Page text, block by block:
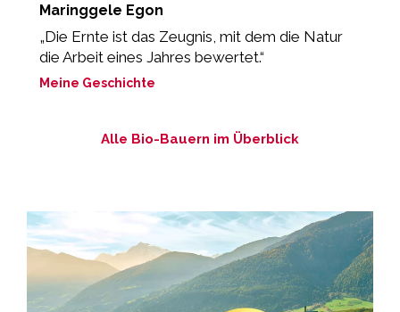
Maringgele Egon
„Die Ernte ist das Zeugnis, mit dem die Natur
die Arbeit eines Jahres bewertet.“
Meine Geschichte
Alle Bio-Bauern im Überblick